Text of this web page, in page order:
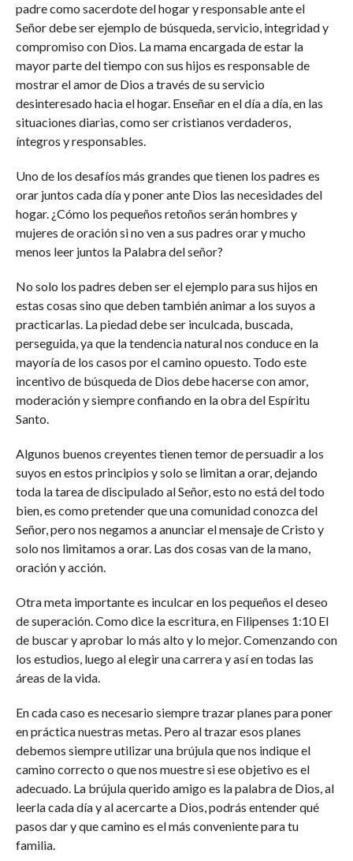
padre como sacerdote del hogar y responsable ante el
Señor debe ser ejemplo de búsqueda, servicio, integridad y
compromiso con Dios. La mama encargada de estar la
mayor parte del tiempo con sus hijos es responsable de
mostrar el amor de Dios a través de su servicio
desinteresado hacia el hogar. Enseñar en el día a día, en las
situaciones diarias, como ser cristianos verdaderos,
íntegros y responsables.
Uno de los desafíos más grandes que tienen los padres es
orar juntos cada día y poner ante Dios las necesidades del
hogar. ¿Cómo los pequeños retoños serán hombres y
mujeres de oración si no ven a sus padres orar y mucho
menos leer juntos la Palabra del señor?
No solo los padres deben ser el ejemplo para sus hijos en
estas cosas sino que deben también animar a los suyos a
practicarlas. La piedad debe ser inculcada, buscada,
perseguida, ya que la tendencia natural nos conduce en la
mayoría de los casos por el camino opuesto. Todo este
incentivo de búsqueda de Dios debe hacerse con amor,
moderación y siempre confiando en la obra del Espíritu
Santo.
Algunos buenos creyentes tienen temor de persuadir a los
suyos en estos principios y solo se limitan a orar, dejando
toda la tarea de discipulado al Señor, esto no está del todo
bien, es como pretender que una comunidad conozca del
Señor, pero nos negamos a anunciar el mensaje de Cristo y
solo nos limitamos a orar. Las dos cosas van de la mano,
oración y acción.
Otra meta importante es inculcar en los pequeños el deseo
de superación. Como dice la escritura, en Filipenses 1:10 El
de buscar y aprobar lo más alto y lo mejor. Comenzando con
los estudios, luego al elegir una carrera y así en todas las
áreas de la vida.
En cada caso es necesario siempre trazar planes para poner
en práctica nuestras metas. Pero al trazar esos planes
debemos siempre utilizar una brújula que nos indique el
camino correcto o que nos muestre si ese objetivo es el
adecuado. La brújula querido amigo es la palabra de Dios, al
leerla cada día y al acercarte a Dios, podrás entender qué
pasos dar y que camino es el más conveniente para tu
familia.